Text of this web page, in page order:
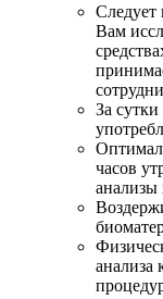
Следует
Вам
За сутки
часов
анализы
анализа